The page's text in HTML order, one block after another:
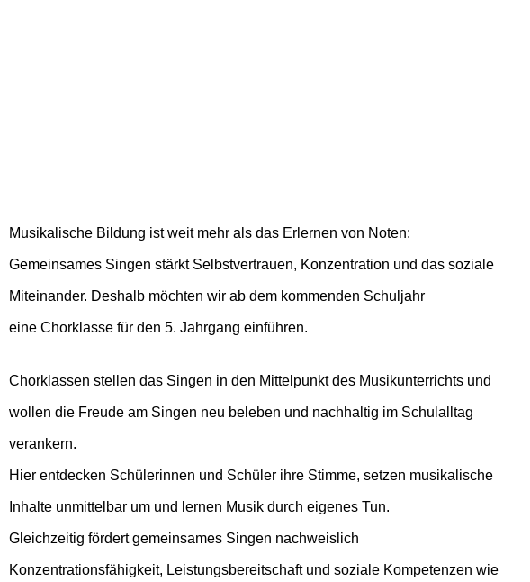
Musikalische Bildung ist weit mehr als das Erlernen von Noten:
Gemeinsames Singen stärkt Selbstvertrauen, Konzentration und das soziale
Miteinander. Deshalb möchten wir ab dem kommenden Schuljahr
eine Chorklasse für den 5. Jahrgang einführen.
Chorklassen stellen das Singen in den Mittelpunkt des Musikunterrichts und
wollen die Freude am Singen neu beleben und nachhaltig im Schulalltag
verankern.
Hier entdecken Schülerinnen und Schüler ihre Stimme, setzen musikalische
Inhalte unmittelbar um und lernen Musik durch eigenes Tun.
Gleichzeitig fördert gemeinsames Singen nachweislich
Konzentrationsfähigkeit, Leistungsbereitschaft und soziale Kompetenzen wie